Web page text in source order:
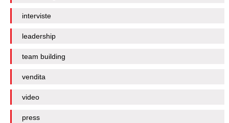
interviste
leadership
team building
vendita
video
press